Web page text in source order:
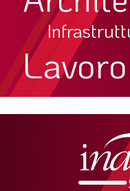
Lavoro